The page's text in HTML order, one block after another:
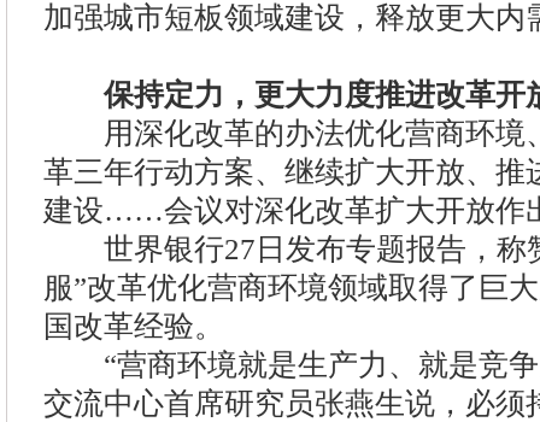
加强城市短板领域建设，释放更大内
保持定力，更大力度推进改革开
用深化改革的办法优化营商环境
革三年行动方案、继续扩大开放、推
建设……会议对深化改革扩大开放作
世界银行27日发布专题报告，称
服”改革优化营商环境领域取得了巨
国改革经验。
“营商环境就是生产力、就是竞争
交流中心首席研究员张燕生说，必须